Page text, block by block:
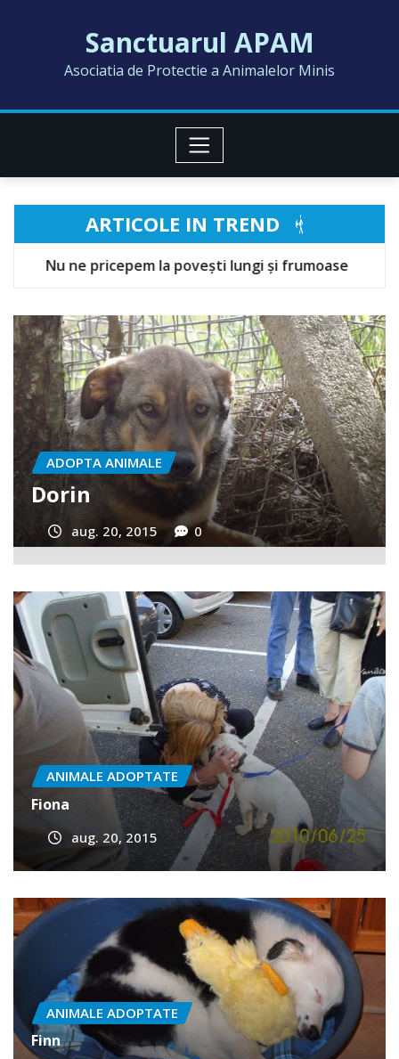
Sanctuarul APAM
Asociatia de Protectie a Animalelor Minis
ARTICOLE IN TREND
povești lungi și frumoase MELISSA
ADOPTA ANIMALE
GINA si NERO
aug. 20, 2015 0
ANIMALE ADOPTATE
Fiona
aug. 20, 2015
ANIMALE ADOPTATE